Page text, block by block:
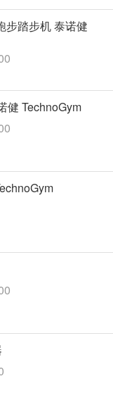
步踏步机 泰诺健
健 TechnoGym